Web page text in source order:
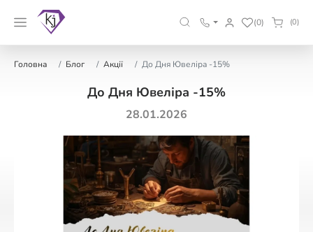
(0) (0)
Головна Блог Акції До Дня Ювеліра -15%
До Дня Ювеліра -15%
28.01.2026